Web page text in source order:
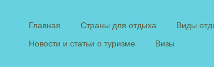
Главная Страны для отдыха Виды
Новости и статьи о туризме
Визы